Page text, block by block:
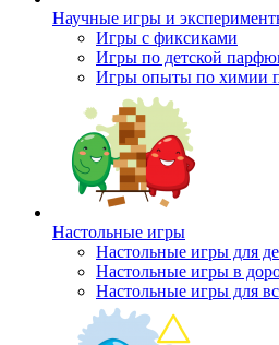
Научные игры и
Игры с фиксиками
Игры по детской
Игры опыты по химии
Настольные игры
Настольные игры для
Настольные игры в
Настольные игры для